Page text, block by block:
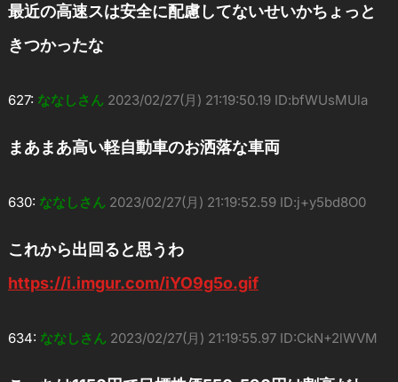
最近の高速スは安全に配慮してないせいかちょっと
きつかったな
627: ななしさん 2023/02/27(月) 21:19:50.19 ID:bfWUsMUla
まあまあ高い軽自動車のお洒落な車両
630: ななしさん 2023/02/27(月) 21:19:52.59 ID:j+y5bd8O0
これから出回ると思うわ
https://i.imgur.com/iYO9g5o.gif
634: ななしさん 2023/02/27(月) 21:19:55.97 ID:CkN+2lWVM